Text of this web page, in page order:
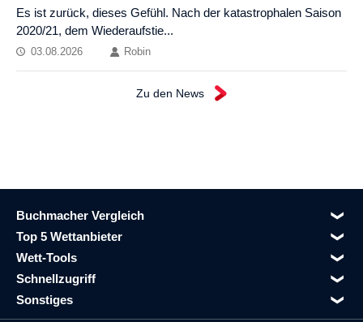
Es ist zurück, dieses Gefühl. Nach der katastrophalen Saison
2020/21, dem Wiederaufstie...
03.08.2026 Robin
Zu den News
Buchmacher Vergleich
Top 5 Wettanbieter
Wett-Tools
Schnellzugriff
Sonstiges